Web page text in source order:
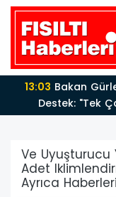
13:03
Destek: "Tek
Ve Uyuşturucu
Adet
Ayrıca Haberleri